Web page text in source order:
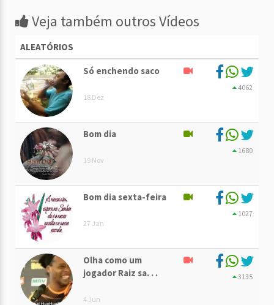
Veja também outros Vídeos
ALEATÓRIOS
Só enchendo saco
18 Dez
4062
Bom dia
19 Nov
1680
Bom dia sexta-feira
27 Jan
1027
Olha como um
jogador Raiz sa. . .
4 Jun
3135